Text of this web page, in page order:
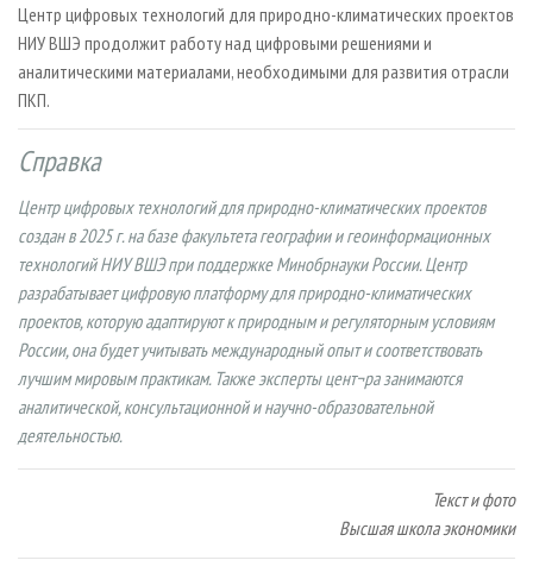
Центр цифровых технологий для природно-климатических проектов
НИУ ВШЭ продолжит работу над цифровыми решениями и
аналитическими материалами, необходимыми для развития отрасли
ПКП.
Справка
Центр цифровых технологий для природно-климатических проектов
создан в 2025 г. на базе факультета географии и геоинформационных
технологий НИУ ВШЭ при поддержке Минобрнауки России. Центр
разрабатывает цифровую платформу для природно-климатических
проектов, которую адаптируют к природным и регуляторным условиям
России, она будет учитывать международный опыт и соответствовать
лучшим мировым практикам. Также эксперты цент¬ра занимаются
аналитической, консультационной и научно-образовательной
деятельностью.
Текст и фото
Высшая школа экономики